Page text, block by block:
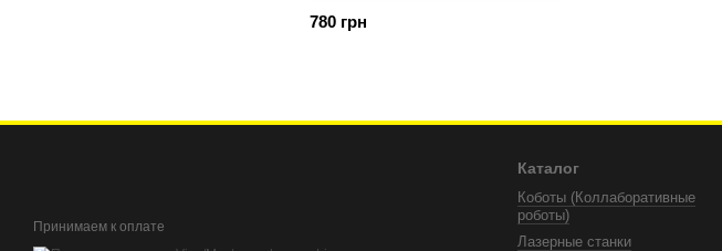
780 грн
Принимаем к оплате
Каталог
Коботы (Коллаборативные
роботы)
Лазерные станки